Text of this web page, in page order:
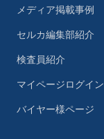
メディア掲載事例
セルカ編集部紹介
検査員紹介
マイページログイン
バイヤー様ページ